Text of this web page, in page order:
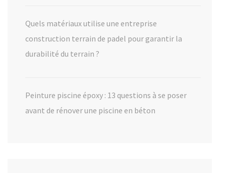
Quels matériaux utilise une entreprise
construction terrain de padel pour garantir la
durabilité du terrain ?
Peinture piscine époxy : 13 questions à se poser
avant de rénover une piscine en béton